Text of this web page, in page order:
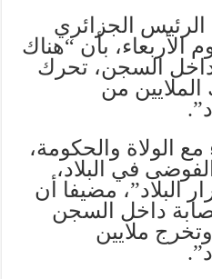
الجزائري
الأربعاء، بأن “هناك
داخل السجن، تحرك
من
مع الولاة والحكومة،
في البلاد،
البلاد”، مضيفا أن
داخل السجن
ملايين